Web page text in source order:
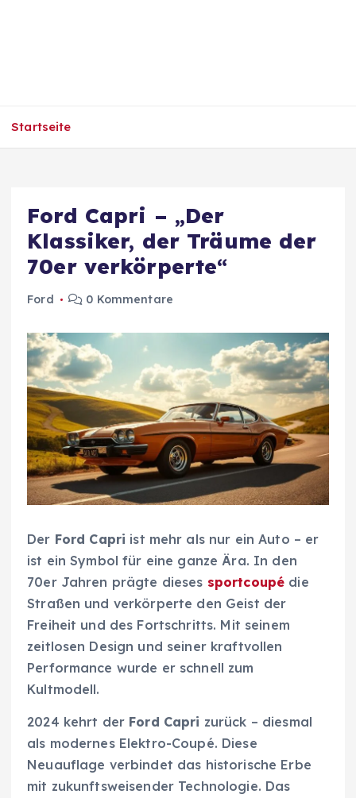
Startseite
Ford Capri – „Der
Klassiker, der Träume der
70er verkörperte“
Ford 0 Kommentare
Der Ford Capri ist mehr als nur ein Auto – er
ist ein Symbol für eine ganze Ära. In den
70er Jahren prägte dieses sportcoupé die
Straßen und verkörperte den Geist der
Freiheit und des Fortschritts. Mit seinem
zeitlosen Design und seiner kraftvollen
Performance wurde er schnell zum
Kultmodell.
2024 kehrt der Ford Capri zurück – diesmal
als modernes Elektro-Coupé. Diese
Neuauflage verbindet das historische Erbe
mit zukunftsweisender Technologie. Das